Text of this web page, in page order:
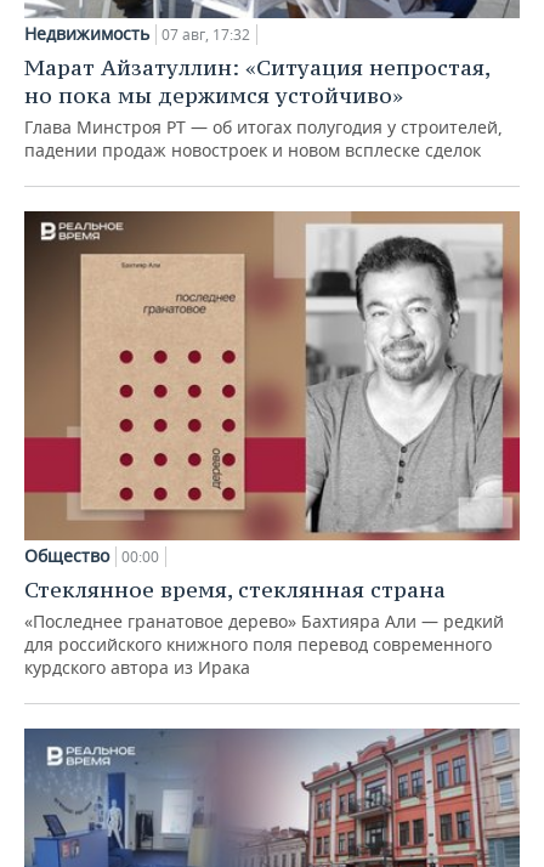
Недвижимость 07 авг, 17:32
Марат Айзатуллин: «Ситуация непростая,
но пока мы держимся устойчиво»
Глава Минстроя РТ — об итогах полугодия у строителей,
падении продаж новостроек и новом всплеске сделок
Общество 00:00
Стеклянное время, стеклянная страна
«Последнее гранатовое дерево» Бахтияра Али — редкий
для российского книжного поля перевод современного
курдского автора из Ирака